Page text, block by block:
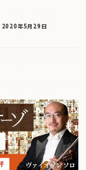
2020年5月29日